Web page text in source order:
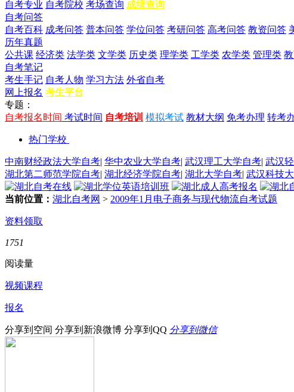
自考专业 自考院校 考场查询 成绩查询
自考问答
自考百科 成考问答 普本问答 学位问答 考研问答 高考问答 教资问答
历年真题
公共课 经济类 法学类 文学类 历史类 理学类 工学类 农学类 管理类
自考笔记
考生手记 自考人物 学习方法 外省自考
网上报名 考生平台
专题：
自考报名时间 考试时间 自考培训 模拟考试 教材大纲 免考办理 转考
热门学校
中南财经政法大学自考| 华中农业大学自考| 武汉理工大学自考| 武汉
湖北第二师范学院自考| 湖北经济学院自考| 湖北大学自考| 武汉科技
当前位置： 湖北自考网 > 2009年1月电子商务与现代物流自考试题
资料领取
1751
阅读量
视频课程
报名
分享到空间 分享到新浪微博 分享到QQ 分享到微信